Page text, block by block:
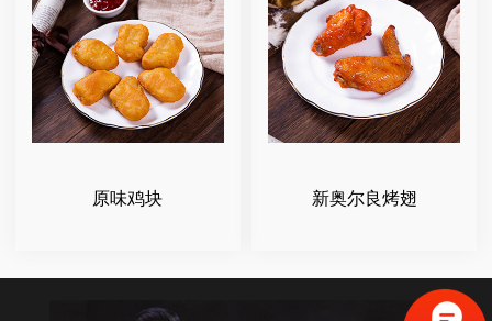
原味鸡块 新奥尔良烤翅